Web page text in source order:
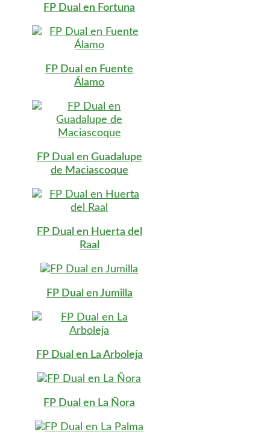
FP Dual en Fortuna
FP Dual en Fuente
Álamo
FP Dual en Guadalupe
de Maciascoque
FP Dual en Huerta del
Raal
FP Dual en Jumilla
FP Dual en La Arboleja
FP Dual en La Ñora